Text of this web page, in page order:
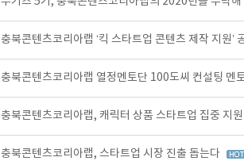
충북콘텐츠코리아랩 ‘킥 스타트업 콘텐츠 제작 지원’
충북콘텐츠코리아랩 열정멘토단 100도씨 컨설팅 멘
충북콘텐츠코리아랩, 캐릭터 상품 스타트업 집중 지원
충북콘텐츠코리아랩, 스타트업 시장 진출 돕는다